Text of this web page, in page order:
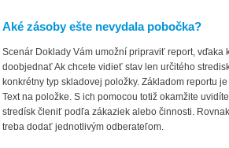
Aké zásoby ešte nevydala pobočka?
Scenár Doklady Vám umožní pripraviť report,
doobjednať Ak chcete vidieť stav len určitého
konkrétny typ skladovej položky. Základom reportu
Text na položke. S ich pomocou totiž okamžite
stredísk členiť podľa zákaziek alebo činnosti.
treba dodať jednotlivým odberateľom.